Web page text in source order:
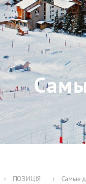
› ПОЗИЦІЯ › Самые